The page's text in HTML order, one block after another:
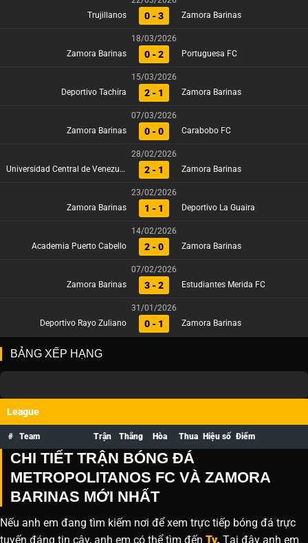
Trujillanos
0 - 3 Zamora Barinas
18/03/2026
Zamora Barinas
0 - 2 Portuguesa FC
15/03/2026
Deportivo Tachira
2 - 1 Zamora Barinas
07/03/2026
Zamora Barinas
0 - 0 Carabobo FC
28/02/2026
Universidad Central de Venezuela
2 - 1 Zamora Barinas
23/02/2026
Zamora Barinas
1 - 1 Deportivo La Guaira
14/02/2026
Academia Puerto Cabello
2 - 0 Zamora Barinas
07/02/2026
Zamora Barinas
3 - 2 Estudiantes Merida FC
31/01/2026
Deportivo Rayo Zuliano
0 - 1 Zamora Barinas
BẢNG XẾP HẠNG
League
# Team Trận Thắng Hòa Thua Hiệu số Điểm
CHI TIẾT TRẬN BÓNG ĐÁ
METROPOLITANOS FC VÀ ZAMORA
BARINAS MỚI NHẤT
Nếu anh em đang tìm kiếm nơi để xem trực tiếp bóng đá trực
tuyến đáng tin cậy, anh em có thể tìm đến Tv. Tại đây anh em